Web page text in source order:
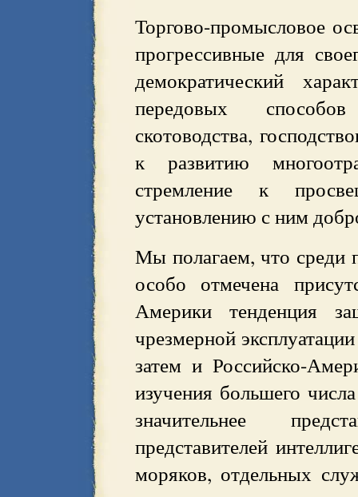
Торгово-промысловое
прогрессивные для
демократический
передовых
скотоводства,
к развитию
стремление к
установлению с ним
Мы полагаем, что среди
особо отмечена
Америки тенденция
чрезмерной
затем и Российско-
изучения большего
значительнее
представителей
моряков, отдельных